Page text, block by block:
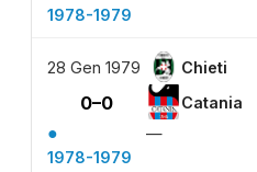
1978-1979
28 Gen 1979 Chieti
0–0 Catania
●
—
1978-1979